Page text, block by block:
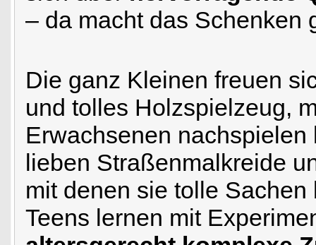
– da macht das Schenken
Die ganz Kleinen freuen
und tolles Holzspielzeug,
Erwachsenen
lieben Straßenmalkreide
mit denen sie tolle
Teens lernen mit